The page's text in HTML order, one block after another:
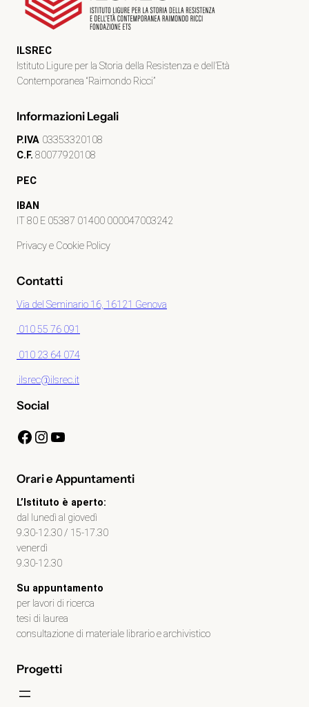
ILSREC
Istituto Ligure per la Storia della Resistenza e dell’Età
Contemporanea “Raimondo Ricci”
Informazioni Legali
P.IVA 03353320108
C.F. 80077920108
PEC
IBAN
IT 80 E 05387 01400 000047003242
Privacy e Cookie Policy
Contatti
Via del Seminario 16, 16121 Genova
010 55 76 091
010 23 64 074
ilsrec@ilsrec.it
Social
Facebook InstagramYouTube
Orari e Appuntamenti
L’Istituto è aperto:
dal lunedì al giovedì
9.30-12.30 / 15-17.30
venerdì
9.30-12.30
Su appuntamento
per lavori di ricerca
tesi di laurea
consultazione di materiale librario e archivistico
Progetti